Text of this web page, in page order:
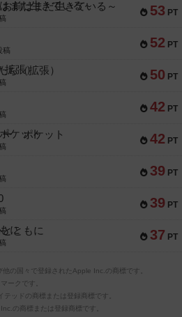
53 PT
前はまだ生きている～
52 PT
稿
50 PT
ち（拡張）
42 PT
42 PT
ー ポケット
39 PT
39 PT
37 PT
ともに
の国々で登録されたApple Inc.の商標です。
ークです。
ッドの商標または登録商標です。
の商標または登録商標です。